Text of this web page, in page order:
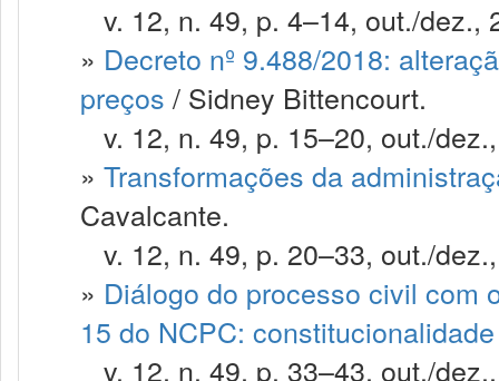
v. 12, n. 49, p. 4–14, out./dez.,
» Decreto nº 9.488/2018:
preços / Sidney Bittencourt.
v. 12, n. 49, p. 15–20, out./
» Transformações da
Cavalcante.
v. 12, n. 49, p. 20–33, out./
» Diálogo do processo civil com
15 do NCPC:
v. 12, n. 49, p. 33–43, out./